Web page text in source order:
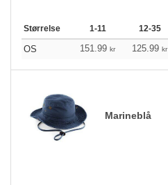
Størrelse 1-11 12-35
OS 151.99 kr 125.99 kr
Marineblå